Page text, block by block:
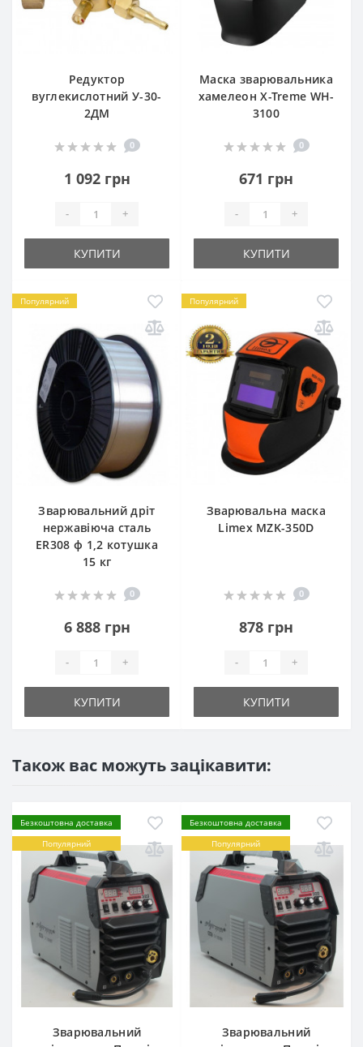
Редуктор
вуглекислотний У-30-
2ДМ
0
1 092 грн
- +
КУПИТИ
Маска зварювальника
хамелеон X-Treme WH-
3100
0
671 грн
- +
КУПИТИ
Популярний
Зварювальний дріт
нержавіюча сталь
ER308 ф 1,2 котушка
15 кг
0
6 888 грн
- +
КУПИТИ
Популярний
Зварювальна маска
Limex MZK-350D
0
878 грн
- +
КУПИТИ
Також вас можуть зацікавити:
Безкоштовна доставка
Популярний
Зварювальний
Безкоштовна доставка
Популярний
Зварювальний